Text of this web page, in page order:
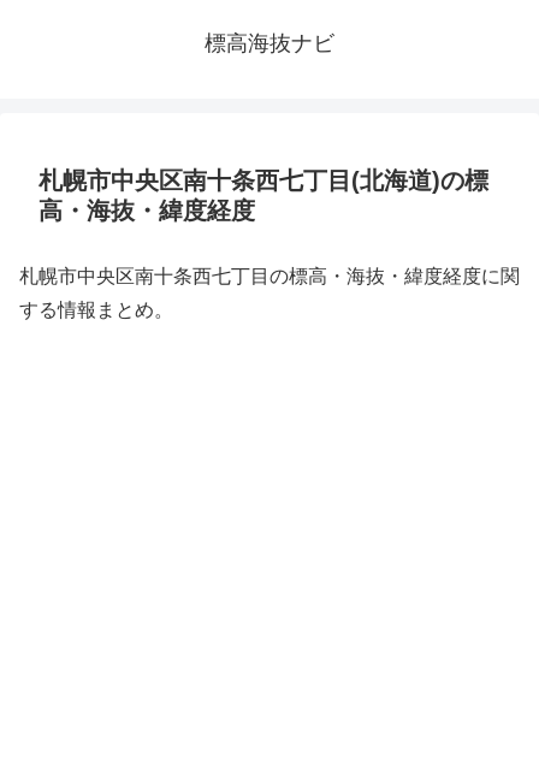
標高海抜ナビ
札幌市中央区南十条西七丁目(北海道)の標
高・海抜・緯度経度
札幌市中央区南十条西七丁目の標高・海抜・緯度経度に関
する情報まとめ。